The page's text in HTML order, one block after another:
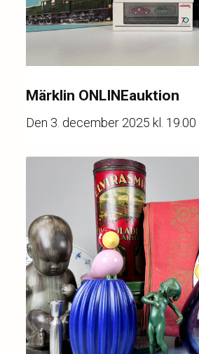
Märklin ONLINEauktion
Den 3. december 2025 kl. 19.00